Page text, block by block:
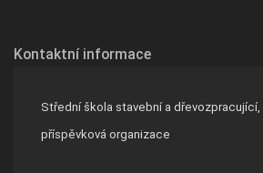
Kontaktní informace
Střední škola stavební a dřevozpracující,
příspěvková organizace